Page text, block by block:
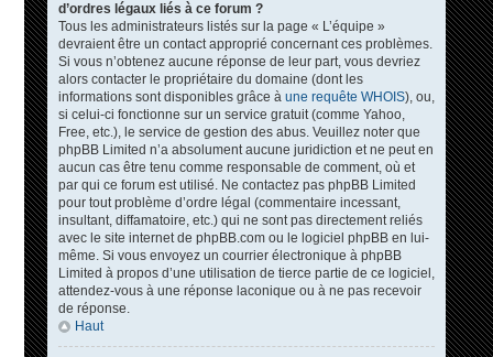
d’ordres légaux liés à ce forum ?
Tous les administrateurs listés sur la page « L’équipe »
devraient être un contact approprié concernant ces problèmes.
Si vous n’obtenez aucune réponse de leur part, vous devriez
alors contacter le propriétaire du domaine (dont les
informations sont disponibles grâce à une requête WHOIS), ou,
si celui-ci fonctionne sur un service gratuit (comme Yahoo,
Free, etc.), le service de gestion des abus. Veuillez noter que
phpBB Limited n’a absolument aucune juridiction et ne peut en
aucun cas être tenu comme responsable de comment, où et
par qui ce forum est utilisé. Ne contactez pas phpBB Limited
pour tout problème d’ordre légal (commentaire incessant,
insultant, diffamatoire, etc.) qui ne sont pas directement reliés
avec le site internet de phpBB.com ou le logiciel phpBB en lui-
même. Si vous envoyez un courrier électronique à phpBB
Limited à propos d’une utilisation de tierce partie de ce logiciel,
attendez-vous à une réponse laconique ou à ne pas recevoir
de réponse.
Haut